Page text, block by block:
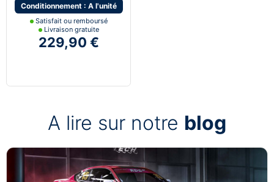
Conditionnement : A l'unité
Satisfait ou remboursé
Livraison gratuite
229,90 €
A lire sur notre blog